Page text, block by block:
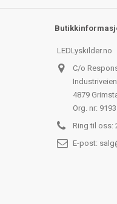
LEDLyskilder.no
C/o
4879
Org. nr:
Ring til oss:
E-post: